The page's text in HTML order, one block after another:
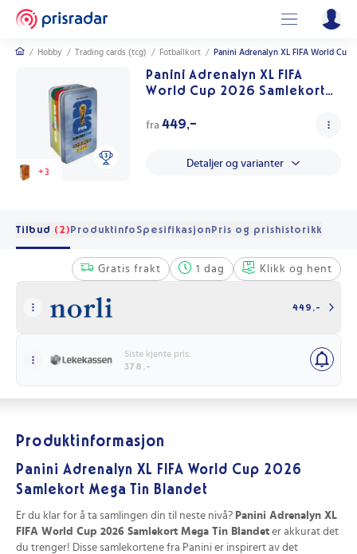
/ Hobby / Trading cards (tcg) / Fotballkort / Panini Adrenalyn XL FIFA World
+3
Panini Adrenalyn XL FIFA
World Cup 2026 Samlekort
Kort
fra 449,-
Detaljer og varianter
Tilbud (2)Produktinfo SpesifikasjonPris og prishistorikk
Gratis frakt 1 dag Klikk og hent
449,-
Siste kjente pris:
378,-
Produktinformasjon
Panini Adrenalyn XL FIFA World Cup 2026
Samlekort Mega Tin Blandet
Er du klar for å ta samlingen din til neste nivå? Panini Adrenalyn XL
FIFA World Cup 2026 Samlekort Mega Tin Blandet er akkurat det
du trenger! Disse samlekortene fra Panini er inspirert av det